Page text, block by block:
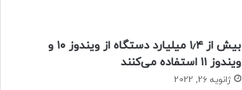
بیش از ۱٫۴ میلیارد دستگاه از ویندوز ۱۰ و
ویندوز ۱۱ استفاده می‌کنند
ژانویه 26, 2022